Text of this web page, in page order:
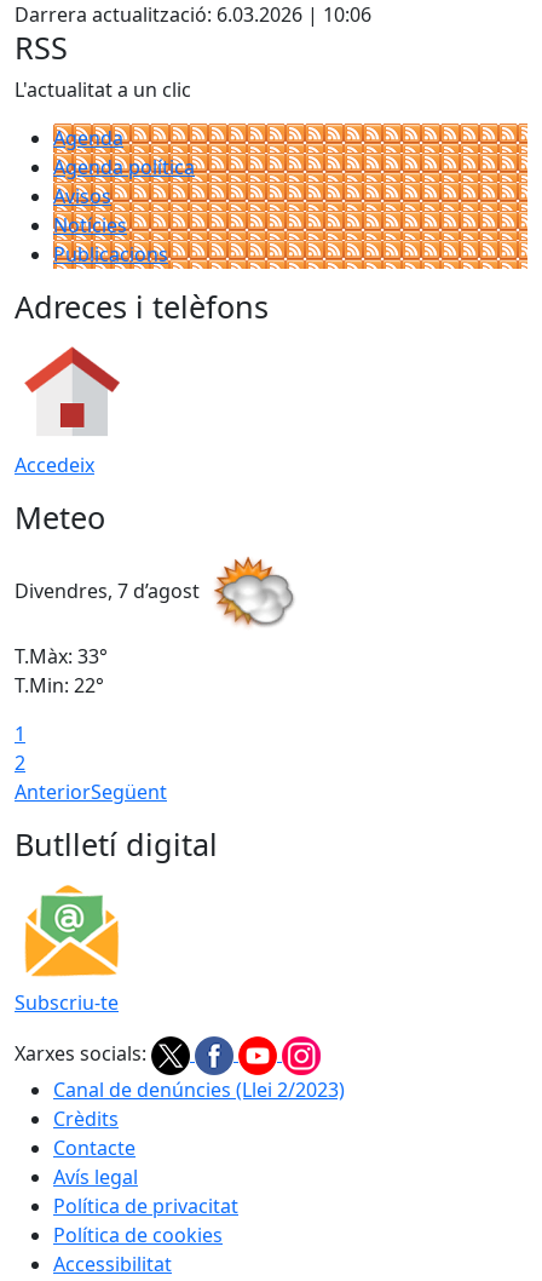
Darrera actualització: 6.03.2026 | 10:06
RSS
L'actualitat a un clic
Agenda
Agenda política
Avisos
Notícies
Publicacions
Adreces i telèfons
Accedeix
Meteo
Divendres, 7 d’agost
T.Màx: 33°
T.Min: 22°
1
2
AnteriorSegüent
Butlletí digital
Subscriu-te
Xarxes socials:
Canal de denúncies (Llei 2/2023)
Crèdits
Contacte
Avís legal
Política de privacitat
Política de cookies
Accessibilitat